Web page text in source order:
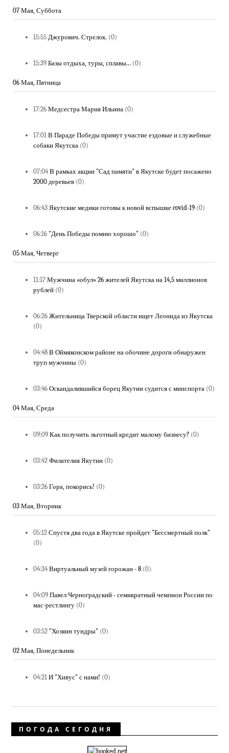
07 Мая, Суббота
15:55 Джурович. Стрелок. (0)
15:39 Базы отдыха, туры, сплавы... (0)
06 Мая, Пятница
17:26 Медсестра Мария Ильина (0)
17:01 В Параде Победы примут участие ездовые и служебные
собаки Якутска (0)
07:04 В рамках акции "Сад памяти" в Якутске будет посажено
2000 деревьев (0)
06:43 Якутские медики готовы к новой вспышке covid-19 (0)
06:16 "День Победы помню хорошо" (0)
05 Мая, Четверг
11:17 Мужчина «обул» 26 жителей Якутска на 14,5 миллионов
рублей (0)
06:26 Жительница Тверской области ищет Леонида из Якутска
(0)
04:48 В Оймяконском районе на обочине дороги обнаружен
труп мужчины (0)
03:46 Оскандалившийся борец Якутии судится с минспорта (0)
04 Мая, Среда
09:09 Как получить льготный кредит малому бизнесу? (0)
03:42 Филателия Якутии (0)
03:26 Гора, покорись! (0)
03 Мая, Вторник
05:12 Спустя два года в Якутске пройдет "Бессмертный полк"
(0)
04:34 Виртуальный музей горожан - 8 (0)
04:09 Павел Черноградский - семикратный чемпион России по
мас-рестлингу (0)
03:52 "Хозяин тундры" (0)
02 Мая, Понедельник
04:21 И "Хивус" с нами! (0)
ПОГОДА СЕГОДНЯ